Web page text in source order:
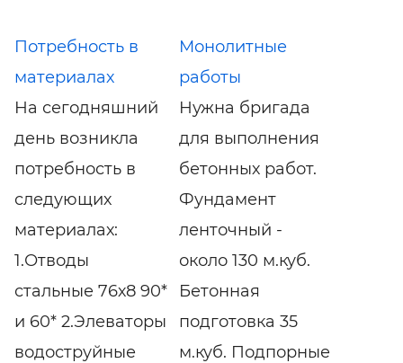
Потребность в
материалах
На сегодняшний
день возникла
потребность в
следующих
материалах:
1.Отводы
стальные 76х8 90*
и 60* 2.Элеваторы
водоструйные
Монолитные
работы
Нужна бригада
для выполнения
бетонных работ.
Фундамент
ленточный -
около 130 м.куб.
Бетонная
подготовка 35
м.куб. Подпорные